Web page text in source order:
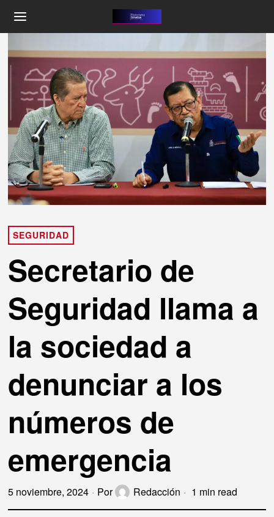
SEGURIDAD
Secretario de
Seguridad llama a
la sociedad a
denunciar a los
números de
emergencia
5 noviembre, 2024 Por Redacción 1 min read